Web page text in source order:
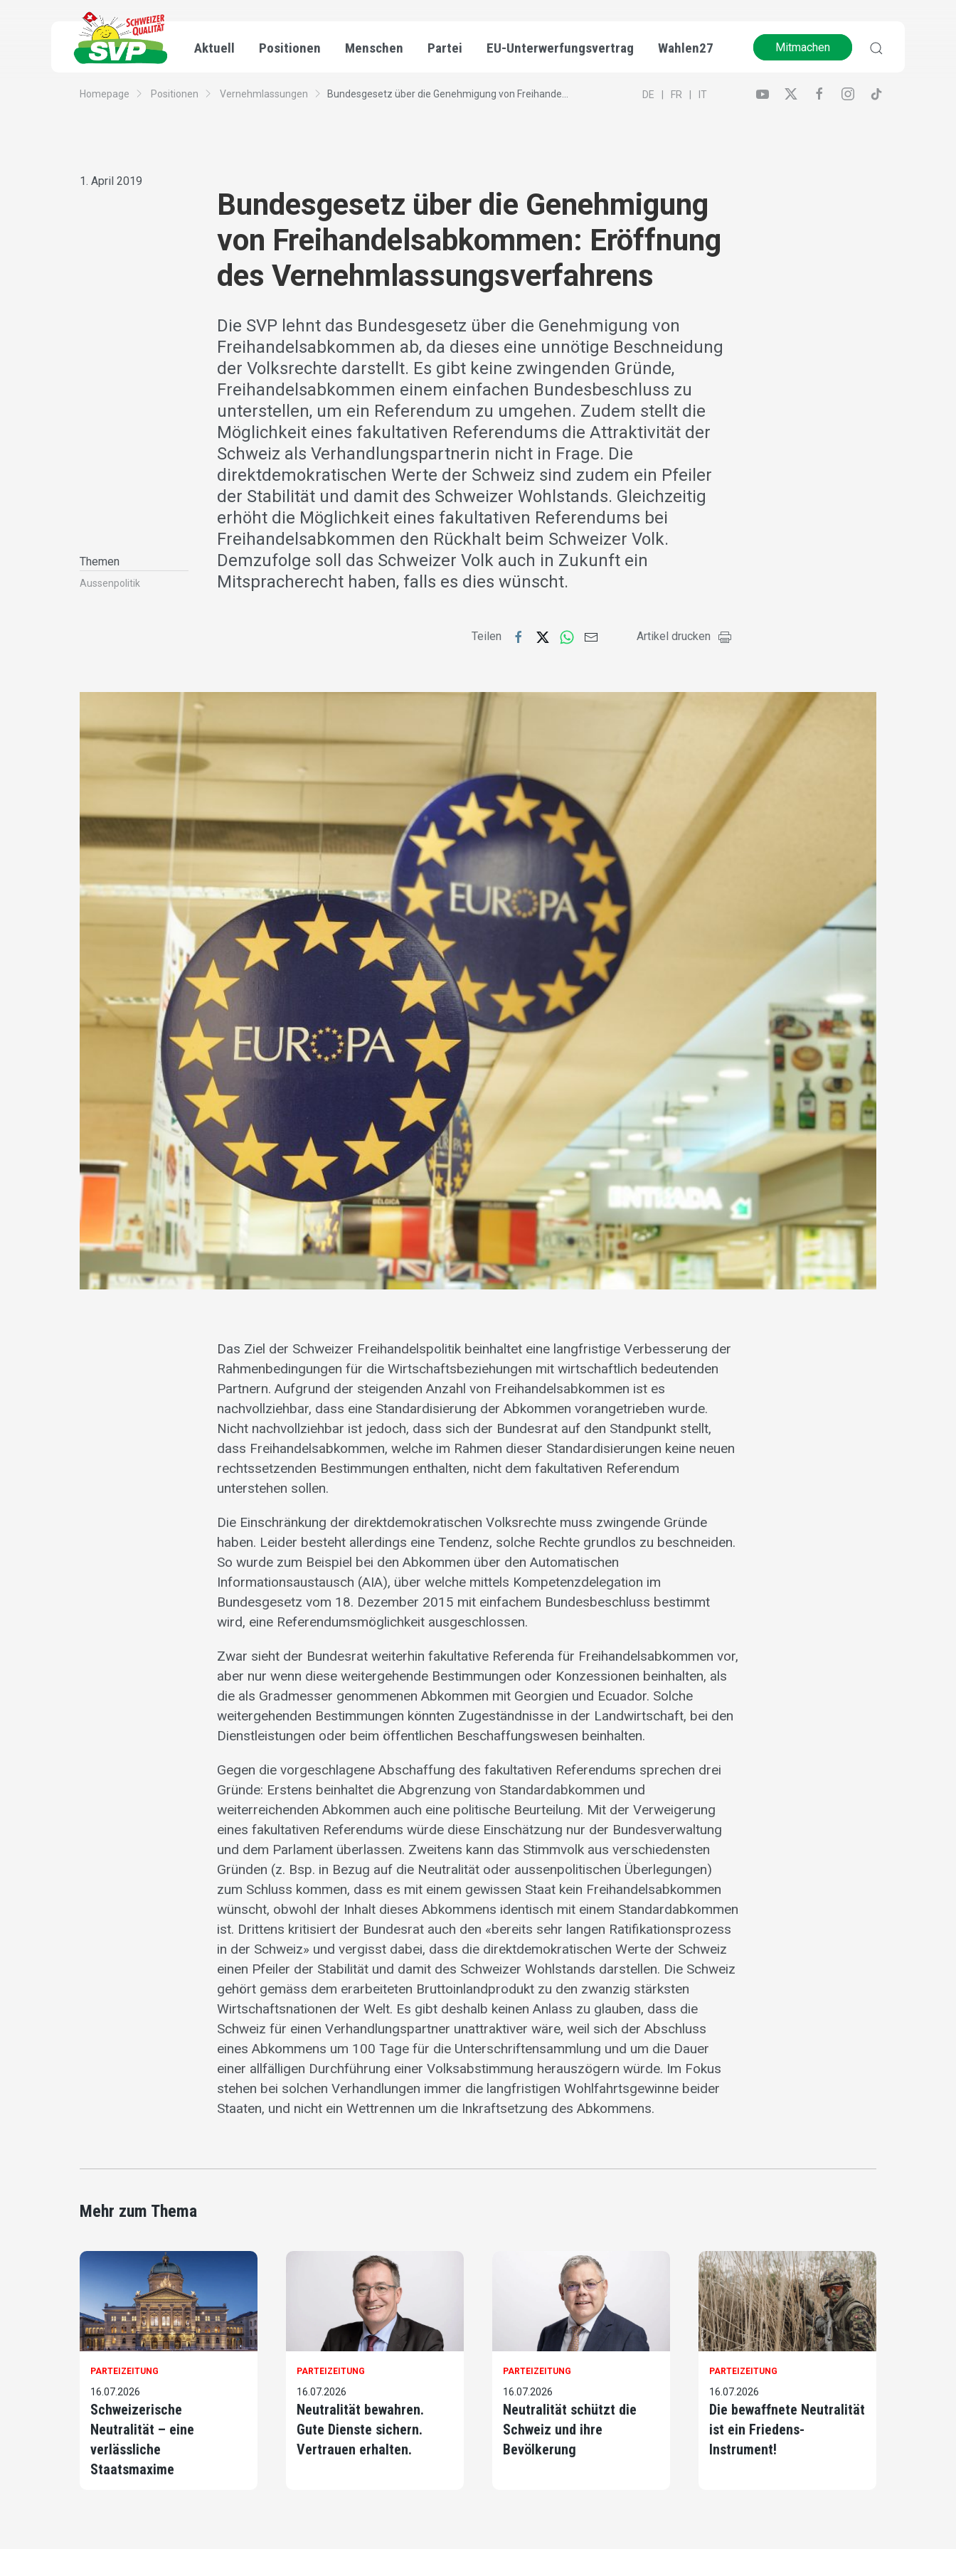
Aktuell Positionen Menschen Partei EU-Unterwerfungsvertrag Wahlen27 Mitmachen
Homepage Positionen Vernehmlassungen Bundesgesetz über die Genehmigung von Freihande... DE FR IT
1. April 2019
Themen
Aussenpolitik
Bundesgesetz über die Genehmigung
von Freihandelsabkommen: Eröffnung
des Vernehmlassungsverfahrens
Die SVP lehnt das Bundesgesetz über die Genehmigung von
Freihandelsabkommen ab, da dieses eine unnötige Beschneidung
der Volksrechte darstellt. Es gibt keine zwingenden Gründe,
Freihandelsabkommen einem einfachen Bundesbeschluss zu
unterstellen, um ein Referendum zu umgehen. Zudem stellt die
Möglichkeit eines fakultativen Referendums die Attraktivität der
Schweiz als Verhandlungspartnerin nicht in Frage. Die
direktdemokratischen Werte der Schweiz sind zudem ein Pfeiler
der Stabilität und damit des Schweizer Wohlstands. Gleichzeitig
erhöht die Möglichkeit eines fakultativen Referendums bei
Freihandelsabkommen den Rückhalt beim Schweizer Volk.
Demzufolge soll das Schweizer Volk auch in Zukunft ein
Mitspracherecht haben, falls es dies wünscht.
Teilen Artikel drucken
Das Ziel der Schweizer Freihandelspolitik beinhaltet eine langfristige Verbesserung der
Rahmenbedingungen für die Wirtschaftsbeziehungen mit wirtschaftlich bedeutenden
Partnern. Aufgrund der steigenden Anzahl von Freihandelsabkommen ist es
nachvollziehbar, dass eine Standardisierung der Abkommen vorangetrieben wurde.
Nicht nachvollziehbar ist jedoch, dass sich der Bundesrat auf den Standpunkt stellt,
dass Freihandelsabkommen, welche im Rahmen dieser Standardisierungen keine neuen
rechtssetzenden Bestimmungen enthalten, nicht dem fakultativen Referendum
unterstehen sollen.
Die Einschränkung der direktdemokratischen Volksrechte muss zwingende Gründe
haben. Leider besteht allerdings eine Tendenz, solche Rechte grundlos zu beschneiden.
So wurde zum Beispiel bei den Abkommen über den Automatischen
Informationsaustausch (AIA), über welche mittels Kompetenzdelegation im
Bundesgesetz vom 18. Dezember 2015 mit einfachem Bundesbeschluss bestimmt
wird, eine Referendumsmöglichkeit ausgeschlossen.
Zwar sieht der Bundesrat weiterhin fakultative Referenda für Freihandelsabkommen vor,
aber nur wenn diese weitergehende Bestimmungen oder Konzessionen beinhalten, als
die als Gradmesser genommenen Abkommen mit Georgien und Ecuador. Solche
weitergehenden Bestimmungen könnten Zugeständnisse in der Landwirtschaft, bei den
Dienstleistungen oder beim öffentlichen Beschaffungswesen beinhalten.
Gegen die vorgeschlagene Abschaffung des fakultativen Referendums sprechen drei
Gründe: Erstens beinhaltet die Abgrenzung von Standardabkommen und
weiterreichenden Abkommen auch eine politische Beurteilung. Mit der Verweigerung
eines fakultativen Referendums würde diese Einschätzung nur der Bundesverwaltung
und dem Parlament überlassen. Zweitens kann das Stimmvolk aus verschiedensten
Gründen (z. Bsp. in Bezug auf die Neutralität oder aussenpolitischen Überlegungen)
zum Schluss kommen, dass es mit einem gewissen Staat kein Freihandelsabkommen
wünscht, obwohl der Inhalt dieses Abkommens identisch mit einem Standardabkommen
ist. Drittens kritisiert der Bundesrat auch den «bereits sehr langen Ratifikationsprozess
in der Schweiz» und vergisst dabei, dass die direktdemokratischen Werte der Schweiz
einen Pfeiler der Stabilität und damit des Schweizer Wohlstands darstellen. Die Schweiz
gehört gemäss dem erarbeiteten Bruttoinlandprodukt zu den zwanzig stärksten
Wirtschaftsnationen der Welt. Es gibt deshalb keinen Anlass zu glauben, dass die
Schweiz für einen Verhandlungspartner unattraktiver wäre, weil sich der Abschluss
eines Abkommens um 100 Tage für die Unterschriftensammlung und um die Dauer
einer allfälligen Durchführung einer Volksabstimmung herauszögern würde. Im Fokus
stehen bei solchen Verhandlungen immer die langfristigen Wohlfahrtsgewinne beider
Staaten, und nicht ein Wettrennen um die Inkraftsetzung des Abkommens.
Mehr zum Thema
PARTEIZEITUNG
16.07.2026
Schweizerische
Neutralität – eine
verlässliche
Staatsmaxime
PARTEIZEITUNG
16.07.2026
Neutralität bewahren.
Gute Dienste sichern.
Vertrauen erhalten.
PARTEIZEITUNG
16.07.2026
Neutralität schützt die
Schweiz und ihre
Bevölkerung
PARTEIZEITUNG
16.07.2026
Die bewaffnete Neutralität
ist ein Friedens-
Instrument!